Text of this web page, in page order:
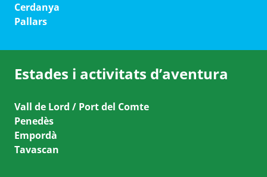
Cerdanya
Pallars
Estades i activitats d’aventura
Vall de Lord / Port del Comte
Penedès
Empordà
Tavascan